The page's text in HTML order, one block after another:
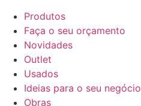
Produtos
Faça o seu orçamento
Novidades
Outlet
Usados
Ideias para o seu negócio
Obras